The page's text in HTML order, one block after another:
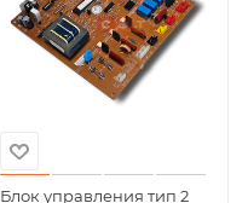
Блок управления тип 2